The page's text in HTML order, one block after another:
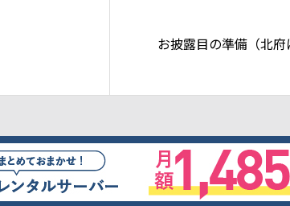
お披露目の準備（北